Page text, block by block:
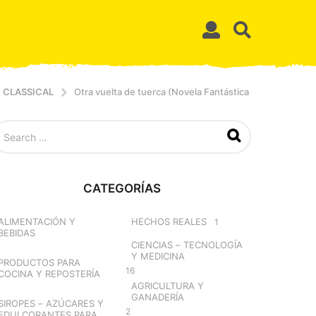
Otra vuelta de tuerca (Novela Fantástica
CATEGORÍAS
Y
PARA
Y REPOSTERÍA
– AZÚCARES Y
HECHOS REALES 1
CIENCIAS – TECNOLOGÍA
Y MEDICINA
16
AGRICULTURA Y
GANADERÍA
2